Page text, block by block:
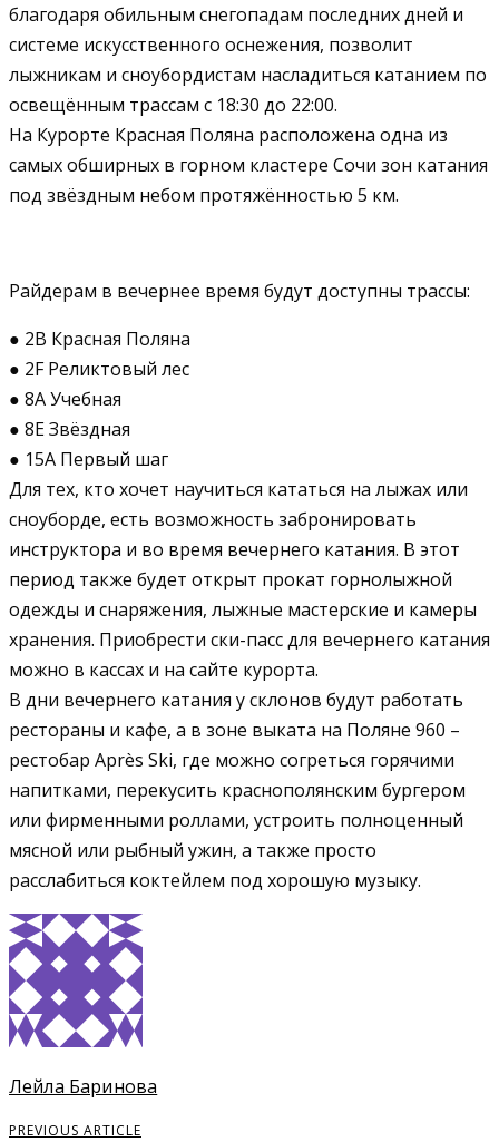
благодаря обильным снегопадам последних дней и
системе искусственного оснежения, позволит
лыжникам и сноубордистам насладиться катанием по
освещённым трассам с 18:30 до 22:00.
На Курорте Красная Поляна расположена одна из
самых обширных в горном кластере Сочи зон катания
под звёздным небом протяжённостью 5 км.
Райдерам в вечернее время будут доступны трассы:
● 2B Красная Поляна
● 2F Реликтовый лес
● 8A Учебная
● 8Е Звёздная
● 15А Первый шаг
Для тех, кто хочет научиться кататься на лыжах или
сноуборде, есть возможность забронировать
инструктора и во время вечернего катания. В этот
период также будет открыт прокат горнолыжной
одежды и снаряжения, лыжные мастерские и камеры
хранения. Приобрести ски-пасс для вечернего катания
можно в кассах и на сайте курорта.
В дни вечернего катания у склонов будут работать
рестораны и кафе, а в зоне выката на Поляне 960 –
рестобар Après Ski, где можно согреться горячими
напитками, перекусить краснополянским бургером
или фирменными роллами, устроить полноценный
мясной или рыбный ужин, а также просто
расслабиться коктейлем под хорошую музыку.
Лейла Баринова
PREVIOUS ARTICLE